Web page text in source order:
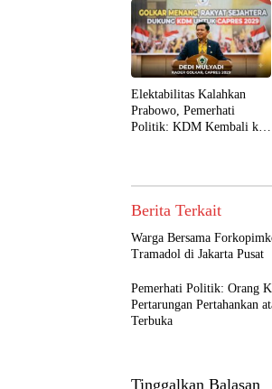
Elektabilitas Kalahkan
Prabowo, Pemerhati
Politik: KDM Kembali ke
Berita Terkait
Warga Bersama
Tramadol di Jakarta Pusat
Pemerhati Politik: Orang
Pertarungan Pertahankan
Terbuka
Tinggalkan Balasan